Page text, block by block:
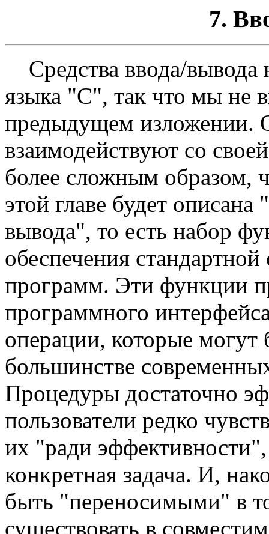
7.
Средства ввода/вывода
языка "С", так что мы не
предыдущем изложении.
взаимодействуют со
более сложным образом,
этой главе будет описана
вывода", то есть набор
обеспечения
программ. Эти функции
программного
операции, которые могут
большинстве
Процедуры достаточно
пользователи редко
их "ради
конкретная задача. И,
быть "переносимыми" в
существовать в